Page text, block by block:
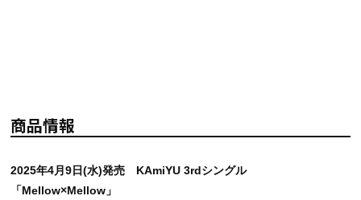
商品情報
2025年4月9日(水)発売 KAmiYU 3rdシングル
「Mellow×Mellow」